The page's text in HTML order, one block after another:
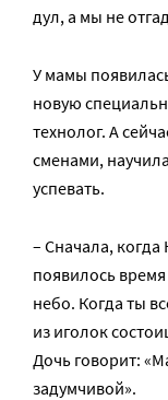
дул, а мы не
У мамы
новую
технолог. А
сменами,
успевать.
– Сначала, когда
появилось
небо. Когда ты
из иголок
Дочь говорит:
задумчивой».